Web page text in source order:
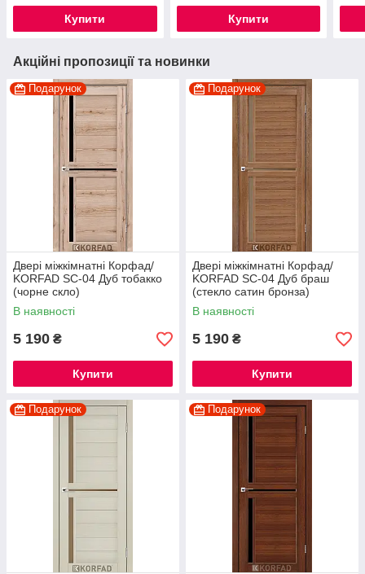
Купити Купити
Акційні пропозиції та новинки
Подарунок
Двері міжкімнатні Корфад/
KORFAD SC-04 Дуб тобакко
(чорне скло)
В наявності
5 190 ₴
Купити
Подарунок
Двері міжкімнатні Корфад/
KORFAD SC-04 Дуб браш
(стекло сатин бронза)
В наявності
5 190 ₴
Купити
Подарунок Подарунок